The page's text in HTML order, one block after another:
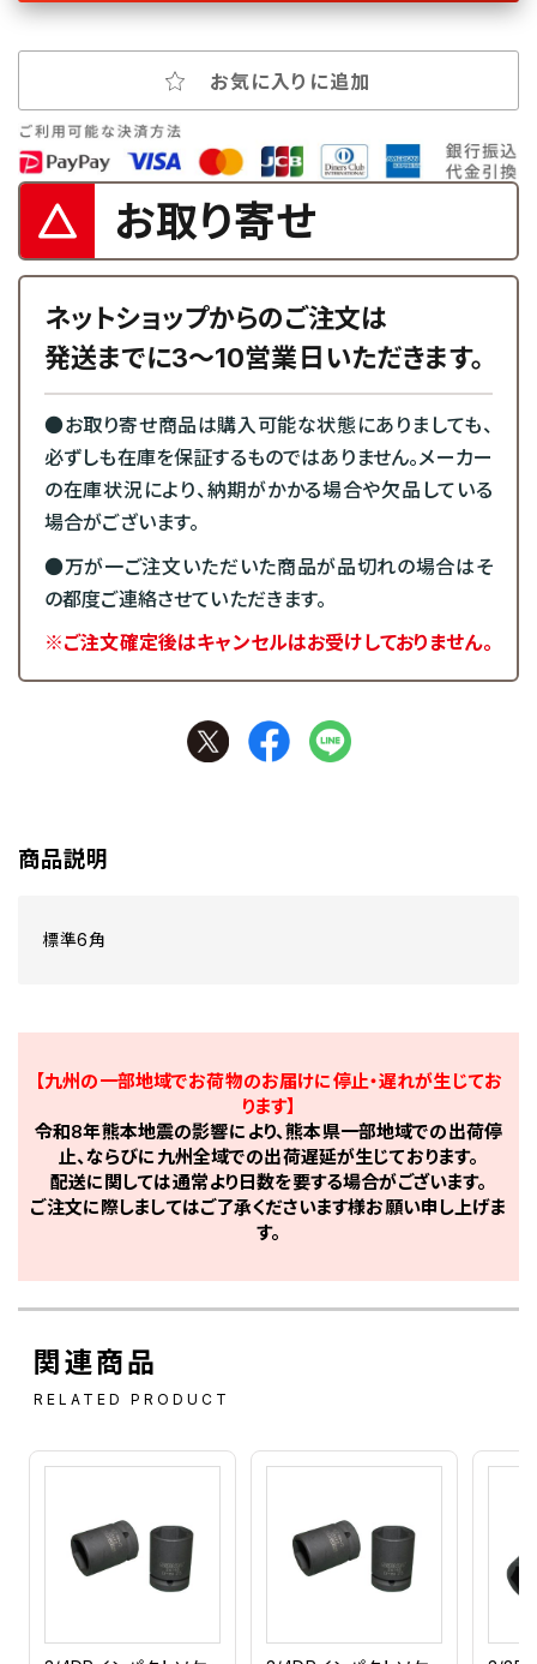
お気に入りに追加
お取り寄せ
ネットショップからのご注文は
発送までに3～10営業日いただきます。
●お取り寄せ商品は購入可能な状態にありましても、
必ずしも在庫を保証するものではありません。メーカー
の在庫状況により、納期がかかる場合や欠品している
場合がございます。
●万が一ご注文いただいた商品が品切れの場合はそ
の都度ご連絡させていただきます。
※ご注文確定後はキャンセルはお受けしておりません。
商品説明
標準6角
【九州の一部地域でお荷物のお届けに停止・遅れが生じてお
ります】
令和8年熊本地震の影響により、熊本県一部地域での出荷停
止、ならびに九州全域での出荷遅延が生じております。
配送に関しては通常より日数を要する場合がございます。
ご注文に際しましてはご了承くださいます様お願い申し上げま
す。
関連商品
RELATED PRODUCT